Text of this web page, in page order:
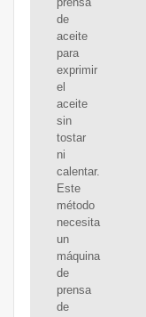
de
aceite
para
exprimir
el
aceite
sin
tostar
ni
calentar.
Este
método
necesita
un
máquina
de
prensa
de